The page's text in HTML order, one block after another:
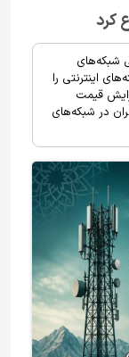
کرد
شبکه‌های
اینترنتی را
قیمت
در شبکه‌های